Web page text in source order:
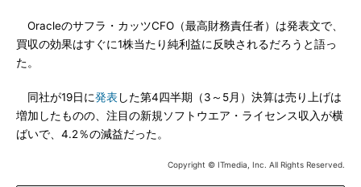
Oracleのサフラ・カッツCFO（最高財務責任者）は発表文で、
買収の効果はすぐに1株当たり純利益に反映されるだろうと語っ
た。
同社が19日に発表した第4四半期（3～5月）決算は売り上げは
増加したものの、注目の新規ソフトウエア・ライセンス収入が横
ばいで、4.2％の減益だった。
Copyright © ITmedia, Inc. All Rights Reserved.